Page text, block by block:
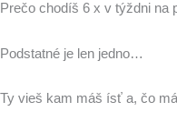
Prečo chodíš 6 x v týždni na
Podstatné je len jedno…
Ty vieš kam máš ísť a, čo